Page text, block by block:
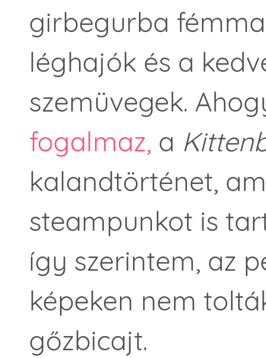
girbegurba
léghajók és a
szemüvegek.
fogalmaz, a
kalandtörténet,
steampunkot is
így szerintem, az
képeken nem
gőzbicajt.